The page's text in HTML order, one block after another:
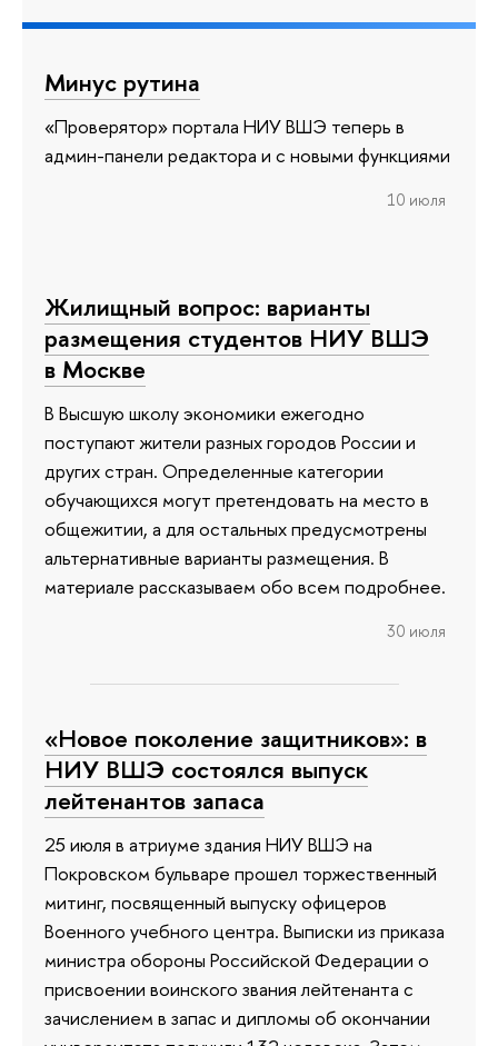
Минус рутина
«Проверятор» портала НИУ ВШЭ теперь в
админ-панели редактора и с новыми функциями
10 июля
Жилищный вопрос: варианты
размещения студентов НИУ ВШЭ
в Москве
В Высшую школу экономики ежегодно
поступают жители разных городов России и
других стран. Определенные категории
обучающихся могут претендовать на место в
общежитии, а для остальных предусмотрены
альтернативные варианты размещения. В
материале рассказываем обо всем подробнее.
30 июля
«Новое поколение защитников»: в
НИУ ВШЭ состоялся выпуск
лейтенантов запаса
25 июля в атриуме здания НИУ ВШЭ на
Покровском бульваре прошел торжественный
митинг, посвященный выпуску офицеров
Военного учебного центра. Выписки из приказа
министра обороны Российской Федерации о
присвоении воинского звания лейтенанта с
зачислением в запас и дипломы об окончании